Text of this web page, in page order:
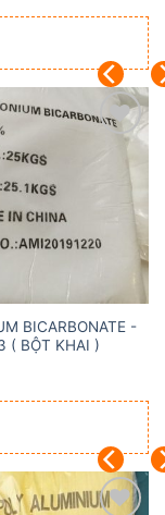
Add to
BICARBONATE -
( BỘT KHAI )